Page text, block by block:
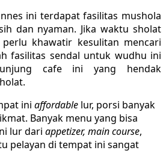
ini terdapat fasilitas mushola
dan nyaman. Jika waktu sholat
khawatir kesulitan mencari
fasilitas sendal untuk wudhu ini
cafe ini yang hendak
ini affordable lur, porsi banyak
Banyak menu yang bisa
lur dari appetizer, main course,
pelayan di tempat ini sangat